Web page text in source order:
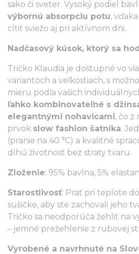
sako či sveter. Vysoký podiel
výbornú absorpciu potu,
cítiť sviežo aj pri aktívnom dni.
Nadčasový kúsok, ktorý sa
Tričko Klaudia je dostupné vo
variantoch a veľkostiach, s
mieru podľa vašich
ľahko kombinovateľné s
elegantnými nohavicami, čo z
prvok slow fashion šatníka.
(pranie na 40 °C) a kvalitné
dlhú životnosť bez straty tvaru.
Zloženie: 95% bavlna, 5% elastan
Starostlivosť: Prať pri teplote
sušičke, aby ste zachovali jeho
Tričko sa neodporúča žehliť na
– jemné prežehlenie z rubovej
Vyrobené a navrhnuté na